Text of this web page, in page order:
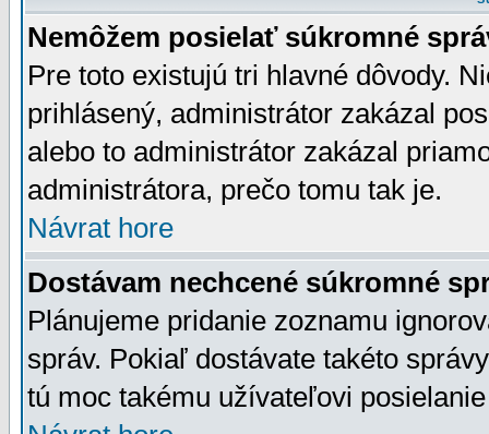
Nemôžem posielať súkromné
Pre toto existujú tri hlavné dôvody.
prihlásený, administrátor zakázal
alebo to administrátor zakázal
administrátora, prečo tomu tak je.
Návrat hore
Dostávam nechcené súkromné
Plánujeme pridanie zoznamu
správ. Pokiaľ dostávate takéto
tú moc takému užívateľovi